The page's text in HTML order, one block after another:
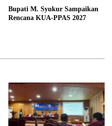
Bupati M. Syukur Sampaikan
Rencana KUA-PPAS 2027